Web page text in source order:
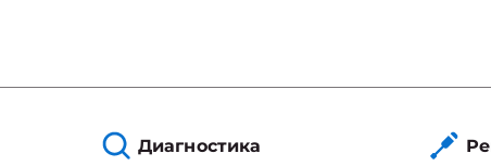
Диагностика